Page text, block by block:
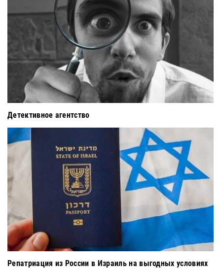
Детективное агентство
Репатриация из России в Израиль на выгодных условиях